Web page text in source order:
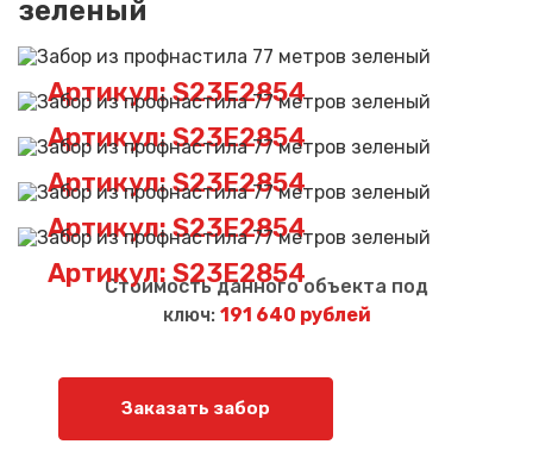
зеленый
Артикул: S23E2854
Артикул: S23E2854
Артикул: S23E2854
Артикул: S23E2854
Артикул: S23E2854
Стоимость данного объекта под
ключ: 191 640 рублей
Заказать забор